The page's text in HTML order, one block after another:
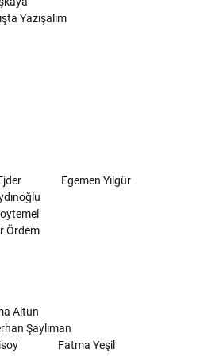
Yazışalım
Egemen Yılgür
Ördem
Altun
Şaylıman
Fatma Yeşil